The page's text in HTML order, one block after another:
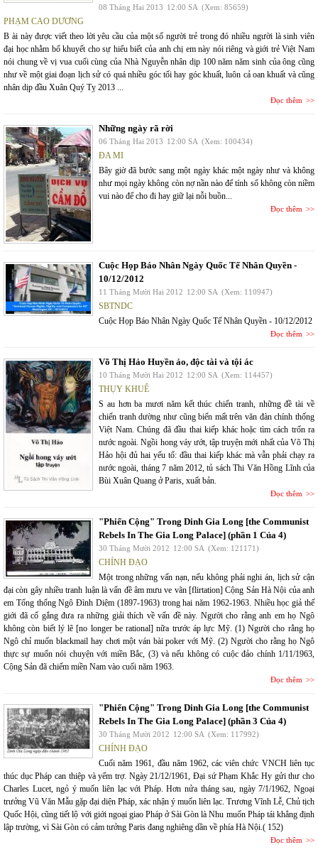
08 Tháng Hai 2013 12:00 SA (Xem: 85659)
PHẠM CAO DƯƠNG
B ài này được viết theo lời yêu cầu của một số người trẻ trong đó nhiều người là sinh viên
đại học nhằm bổ khuyết cho sự hiểu biết của anh chị em này nói riêng và giới trẻ Việt Nam
nói chung về vị vua cuối cùng của Nhà Nguyễn nhân dịp 100 năm năm sinh của ông cũng
như về một giai đoạn lịch sử có quá nhiều góc tối hay góc khuất, luôn cả oan khuất và cũng
nhân dịp đầu Xuân Quý Tỵ 2013 ...
Đọc thêm
Những ngày rã rời
06 Tháng Hai 2013 12:00 SA (Xem: 100434)
ĐA MI
Bây giờ đã bước sang một ngày khác một ngày như và không
như mọi ngày không còn nợ nần nào để tính sổ không còn niềm
vui nào để cho đi hay giữ lại nỗi buồn...
Đọc thêm
Cuộc Họp Báo Nhân Ngày Quốc Tế Nhân Quyền -
10/12/2012
11 Tháng Mười Hai 2012 12:00 SA (Xem: 110947)
SBTNDC
Cuộc Họp Báo Nhân Ngày Quốc Tế Nhân Quyền - 10/12/2012
Đọc thêm
Võ Thị Hảo Huyền ảo, độc tài và tội ác
10 Tháng Mười Hai 2012 12:00 SA (Xem: 114457)
THỤY KHUÊ
S au hơn ba mươi năm kết thúc chiến tranh, những đề tài về
chiến tranh dường như cũng biến mất trên văn đàn chính thống
Việt Nam. Chúng đã đầu thai kiếp khác hoặc tìm cách trốn ra
nước ngoài. Ngồi hong váy ướt, tập truyện mới nhất của Võ Thị
Hảo hội đủ hai yếu tố: đầu thai kiếp khác mà vẫn phải chạy ra
nước ngoài, tháng 7 năm 2012, tủ sách Thi Văn Hồng Lĩnh của
Bùi Xuân Quang ở Paris, xuất bản.
Đọc thêm
"Phiến Cộng" Trong Dinh Gia Long [the Communist
Rebels In The Gia Long Palace] (phần 1 Của 4)
30 Tháng Mười 2012 12:00 SA (Xem: 121171)
CHÍNH ĐẠO
Một trong những vấn nạn, nếu không phải nghi án, lịch sử cận
đại còn gây nhiều tranh luận là vấn đề âm mưu ve vãn [flirtation] Cộng Sản Hà Nội của anh
em Tổng thống Ngô Đình Diệm (1897-1963) trong hai năm 1962-1963. Nhiều học giả thế
giới đã cố gắng đưa ra những giải thích về vấn đề này. Người cho rằng anh em họ Ngô
không còn biết lý lẽ [no longer be rational] nữa trước áp lực Mỹ. (1) Người cho rằng họ
Ngô chỉ muốn blackmail hay chơi một ván bài poker với Mỹ. (2) Người cho rằng họ Ngô
thực sự muốn nói chuyện với miền Bắc, (3) và nếu không có cuộc đảo chính 1/11/1963,
Cộng Sản đã chiếm miền Nam vào cuối năm 1963.
Đọc thêm
"Phiến Cộng" Trong Dinh Gia Long [the Communist
Rebels In The Gia Long Palace] (phần 3 Của 4)
30 Tháng Mười 2012 12:00 SA (Xem: 117992)
CHÍNH ĐẠO
Cuối năm 1961, đầu năm 1962, các viên chức VNCH liên tục
thúc dục Pháp can thiệp và yểm trợ. Ngày 21/12/1961, Đại sứ Phạm Khắc Hy gửi thư cho
Charles Lucet, ngỏ ý muốn liên lạc với Pháp. Hơn nửa tháng sau, ngày 7/1/1962, Ngoại
trưởng Vũ Văn Mẫu gặp đại diện Pháp, xác nhận ý muốn liên lạc. Trương Vĩnh Lễ, Chủ tịch
Quốc Hội, cũng tiết lộ với giới ngoại giao Pháp ở Sài Gòn là Nhu muốn Pháp tái khẳng định
lập trường, vì Sài Gòn có cảm tưởng Paris đang nghiêng dần về phía Hà Nội.( 152)
Đọc thêm